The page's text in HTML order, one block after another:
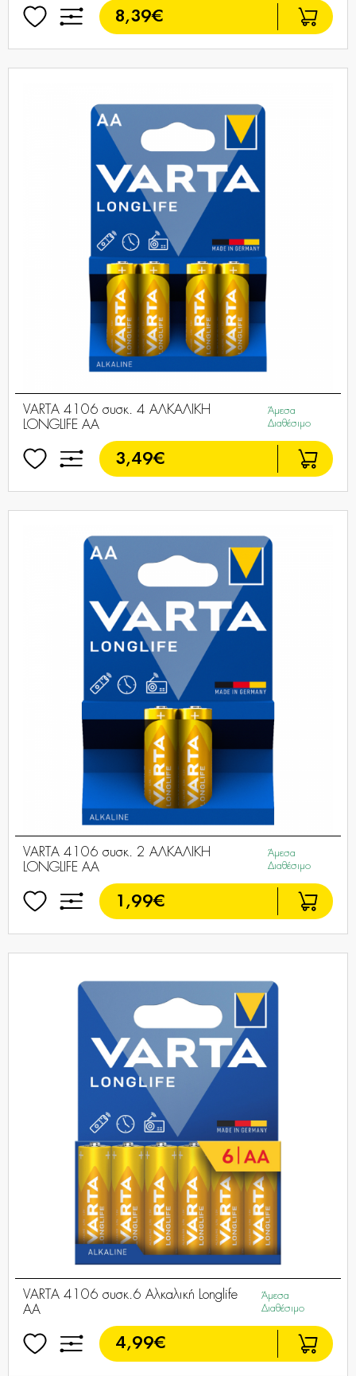
8,39€
VARTA 4106 συσκ. 4 AΛΚΑΛΙΚΗ
LONGLIFE AA
Άμεσα
Διαθέσιμο
3,49€
VARTA 4106 συσκ. 2 AΛΚΑΛΙΚΗ
LONGLIFE AA
Άμεσα
Διαθέσιμο
1,99€
VARTA 4106 συσκ.6 Αλκαλική Longlife
AA
Άμεσα
Διαθέσιμο
4,99€